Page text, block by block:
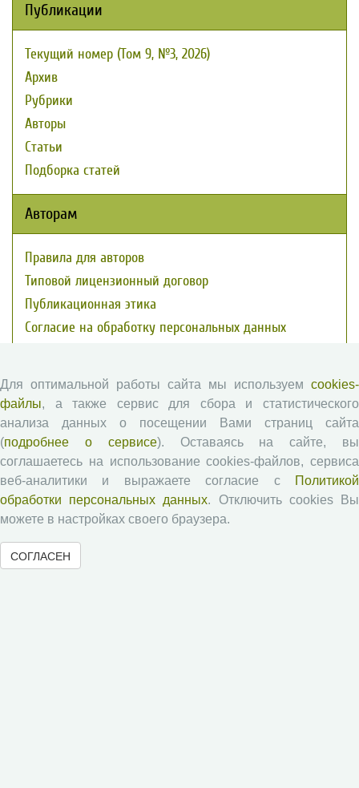
Публикации
Текущий номер (Том 9, №3, 2026)
Архив
Рубрики
Авторы
Статьи
Подборка статей
Авторам
Правила для авторов
Типовой лицензионный договор
Публикационная этика
Согласие на обработку персональных данных
Рецензентам
Памятка рецензенту
Положение о рецензировании
Форма рецензии
Журналы ВолНЦ РАН
Для оптимальной работы сайта мы используем cookies-
файлы, а также сервис для сбора и статистического
анализа данных о посещении Вами страниц сайта
(подробнее о сервисе). Оставаясь на сайте, вы
соглашаетесь на использование cookies-файлов, сервиса
веб-аналитики и выражаете согласие с
Политикой
обработки персональных данных. Отключить cookies Вы
можете в настройках своего браузера.
СОГЛАСЕН